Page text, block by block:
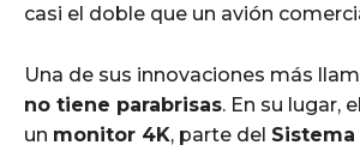
casi el doble que un avión
Una de sus innovaciones más
no tiene parabrisas. En su lugar,
un monitor 4K, parte del